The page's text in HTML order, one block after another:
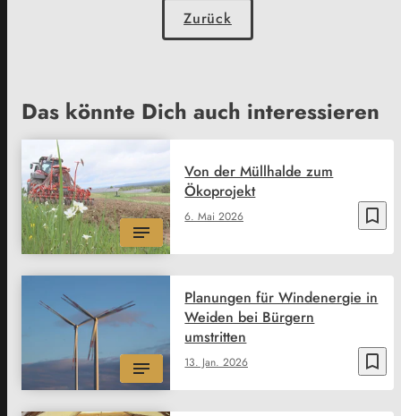
Zurück
Das könnte Dich auch interessieren
bookmark_border
6. Mai 2026
Von der Müllhalde zum
Ökoprojekt
bookmark_border
13. Jan. 2026
Planungen für Windenergie in
Weiden bei Bürgern
umstritten